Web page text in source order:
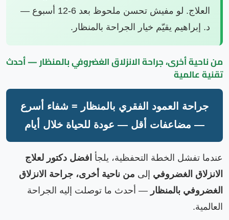
العلاج. لو مفيش تحسن ملحوظ بعد 6-12 أسبوع —
د. إبراهيم يقيّم خيار الجراحة بالمنظار.
من ناحية أخرى، جراحة الانزلاق الغضروفي بالمنظار — أحدث
تقنية عالمية
جراحة العمود الفقري بالمنظار = شفاء أسرع
— مضاعفات أقل — عودة للحياة خلال أيام
عندما تفشل الخطة التحفظية، يلجأ افضل دكتور لعلاج
الانزلاق الغضروفي إلى من ناحية أخرى، جراحة الانزلاق
الغضروفي بالمنظار — أحدث ما توصلت إليه الجراحة
العالمية.